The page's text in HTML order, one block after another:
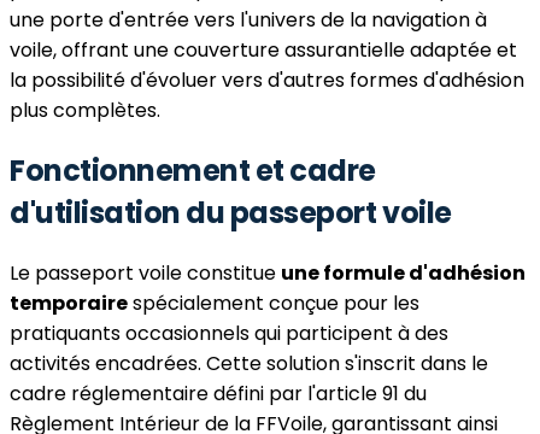
une porte d'entrée vers l'univers de la navigation à
voile, offrant une couverture assurantielle adaptée et
la possibilité d'évoluer vers d'autres formes d'adhésion
plus complètes.
Fonctionnement et cadre
d'utilisation du passeport voile
Le passeport voile constitue une formule d'adhésion
temporairespécialement conçue pour les
pratiquants occasionnels qui participent à des
activités encadrées. Cette solution s'inscrit dans le
cadre réglementaire défini par l'article 91 du
Règlement Intérieur de la FFVoile, garantissant ainsi